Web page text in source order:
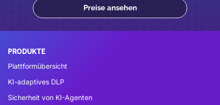
Preise ansehen
PRODUKTE
Plattformübersicht
KI-adaptives DLP
Sicherheit von KI-Agenten